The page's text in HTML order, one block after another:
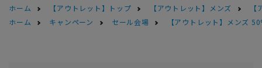
ホーム
【アウトレット】トップ 【アウトレット】メンズ
ホーム
キャンペーン セール会場 【アウトレット】メンズ